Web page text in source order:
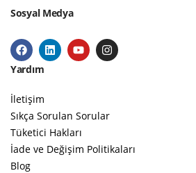
Sosyal Medya
Yardım
İletişim
Sıkça Sorulan Sorular
Tüketici Hakları
İade ve Değişim Politikaları
Blog